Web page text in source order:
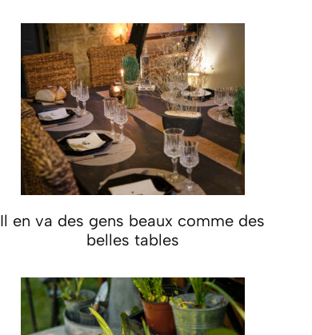
Il en va des gens beaux comme des
belles tables